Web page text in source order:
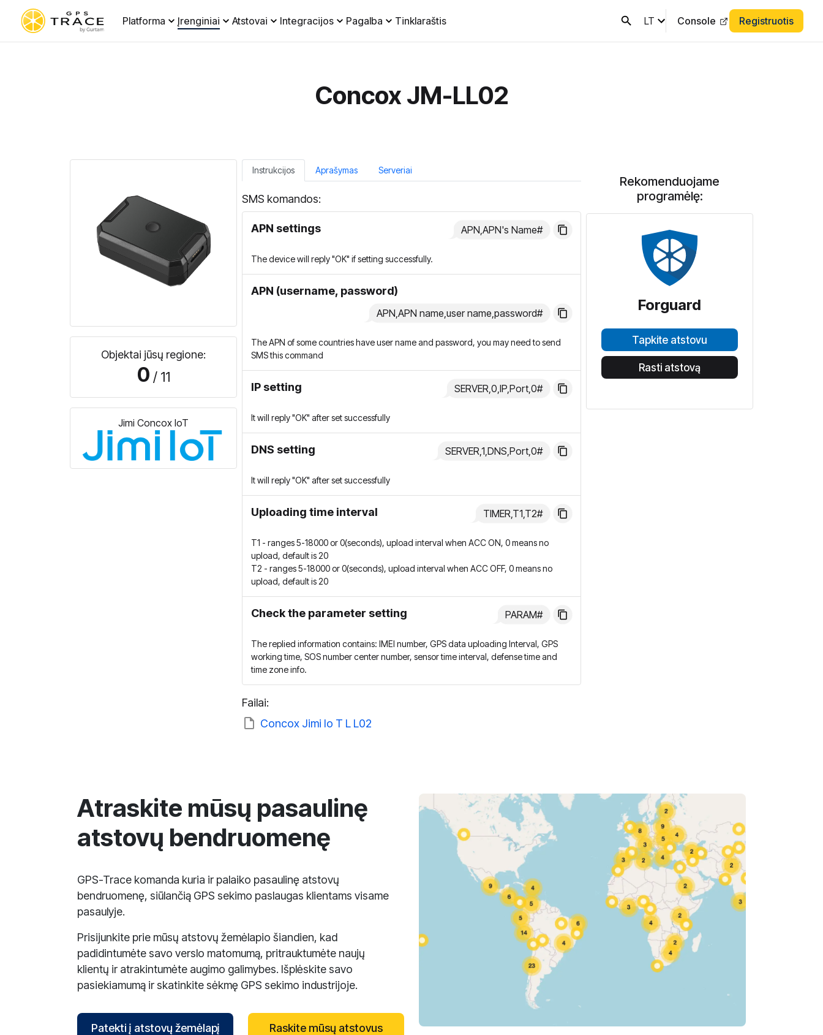
Platforma Įrenginiai Atstovai Integracijos Pagalba Tinklaraštis LT Console Registruotis
Concox JM-LL02
Objektai jūsų regione:
0 / 11
Jimi Concox IoT
Instrukcijos Aprašymas Serveriai
SMS komandos:
APN settings APN,APN's Name#
The device will reply "OK" if setting successfully.
APN (username, password)
APN,APN name,user name,password#
The APN of some countries have user name and password, you may need to send
SMS this command
IP setting SERVER,0,IP,Port,0#
It will reply "OK" after set successfully
DNS setting SERVER,1,DNS,Port,0#
It will reply "OK" after set successfully
Uploading time interval TIMER,T1,T2#
T1 - ranges 5-18000 or 0(seconds), upload interval when ACC ON, 0 means no
upload, default is 20
T2 - ranges 5-18000 or 0(seconds), upload interval when ACC OFF, 0 means no
upload, default is 20
Check the parameter setting PARAM#
The replied information contains: IMEI number, GPS data uploading Interval, GPS
working time, SOS number center number, sensor time interval, defense time and
time zone info.
Failai:
Concox Jimi Io T L L02
Rekomenduojame
programėlę:
Forguard
Tapkite atstovu
Rasti atstovą
Atraskite mūsų pasaulinę
atstovų bendruomenę
GPS-Trace komanda kuria ir palaiko pasaulinę atstovų
bendruomenę, siūlančią GPS sekimo paslaugas klientams visame
pasaulyje.
Prisijunkite prie mūsų atstovų žemėlapio šiandien, kad
padidintumėte savo verslo matomumą, pritrauktumėte naujų
klientų ir atrakintumėte augimo galimybes. Išplėskite savo
pasiekiamumą ir skatinkite sėkmę GPS sekimo industrijoje.
Patekti į atstovų žemėlapį Raskite mūsų atstovus